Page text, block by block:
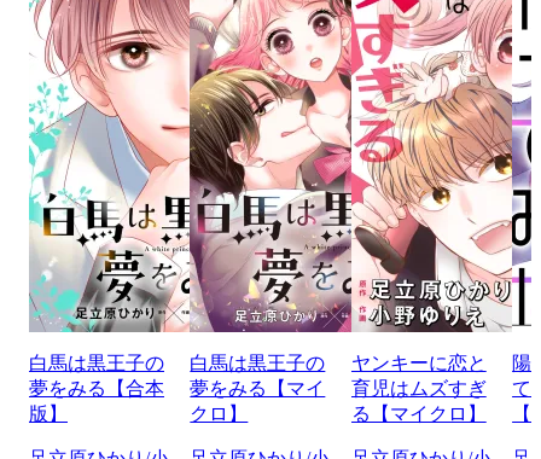
白馬は黒王子の
夢をみる【合本
版】
白馬は黒王子の
夢をみる【マイ
クロ】
ヤンキーに恋と
育児はムズすぎ
る【マイクロ】
陽
て